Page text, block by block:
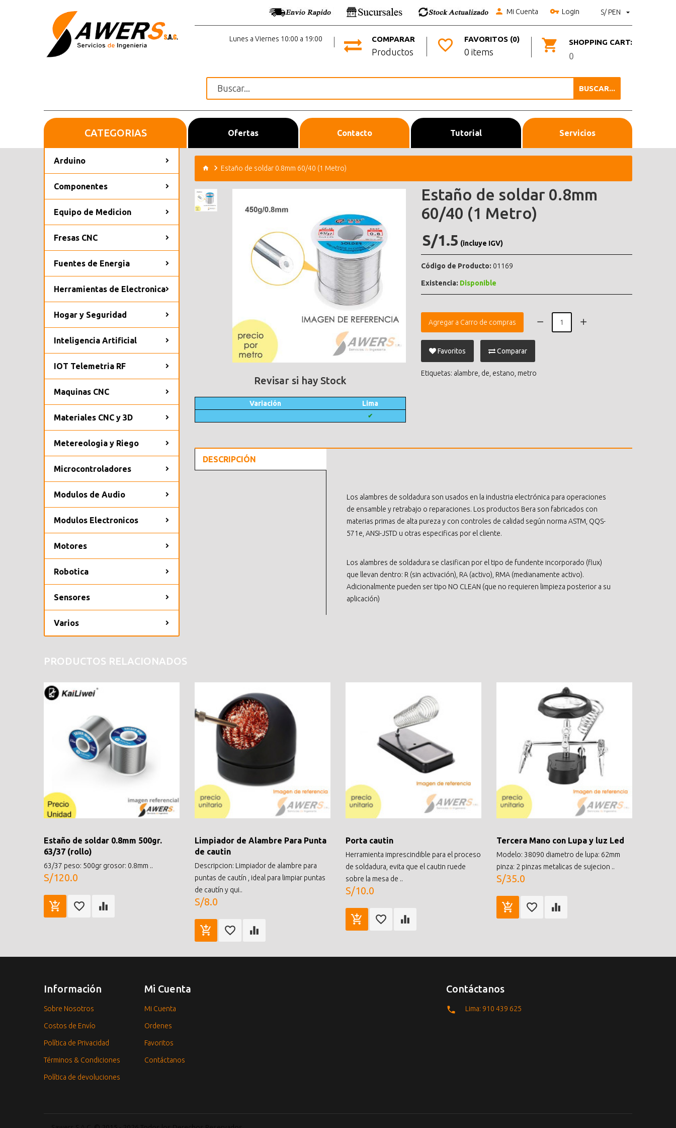
S/ PEN
Mi Cuenta Login
SHOPPING CART:
0
FAVORITOS (0)
0 items
COMPARAR
Productos
Lunes a Viernes 10:00 a 19:00
BUSCAR...
Inicio Ofertas Contacto Tutorial Servicios
CATEGORIAS
Arduino
Componentes
Equipo de Medicion
Fresas CNC
Fuentes de Energia
Herramientas de Electronica
Hogar y Seguridad
Inteligencia Artificial
IOT Telemetria RF
Maquinas CNC
Materiales CNC y 3D
Metereologia y Riego
Microcontroladores
Modulos de Audio
Modulos Electronicos
Motores
Robotica
Sensores
Varios
Estaño de soldar 0.8mm 60/40 (1 Metro)
Revisar si hay Stock
Variación Lima
✔
Estaño de soldar 0.8mm
60/40 (1 Metro)
S/1.5 (incluye IGV)
Código de Producto: 01169
Existencia: Disponible
Agregar a Carro de compras
Favoritos Comparar
Etiquetas: alambre de estano metro
DESCRIPCIÓN
Los alambres de soldadura son usados en la industria electrónica para operaciones
de ensamble y retrabajo o reparaciones. Los productos Bera son fabricados con
materias primas de alta pureza y con controles de calidad según norma ASTM, QQS-
571e, ANSI-JSTD u otras especificas por el cliente.
Los alambres de soldadura se clasifican por el tipo de fundente incorporado (flux)
que llevan dentro: R (sin activación), RA (activo), RMA (medianamente activo).
Adicionalmente pueden ser tipo NO CLEAN (que no requieren limpieza posterior a su
aplicación)
PRODUCTOS RELACIONADOS
Estaño de soldar 0.8mm 500gr.
63/37 (rollo)
63/37 peso: 500gr grosor: 0.8mm ..
S/120.0
Limpiador de Alambre Para Punta
de cautin
Descripcion: Limpiador de alambre para
puntas de cautín , ideal para limpiar puntas
de cautín y qui..
S/8.0
Porta cautin
Herramienta imprescindible para el proceso
de soldadura, evita que el cautin ruede
sobre la mesa de ..
S/10.0
Tercera Mano con Lupa y luz Led
Modelo: 38090 diametro de lupa: 62mm
pinza: 2 pinzas metalicas de sujecion ..
S/35.0
Información
Sobre Nosotros
Costos de Envío
Política de Privacidad
Términos & Condiciones
Política de devoluciones
Mi Cuenta
Mi Cuenta
Ordenes
Favoritos
Contáctanos
Contáctanos
Lima: 910 439 625